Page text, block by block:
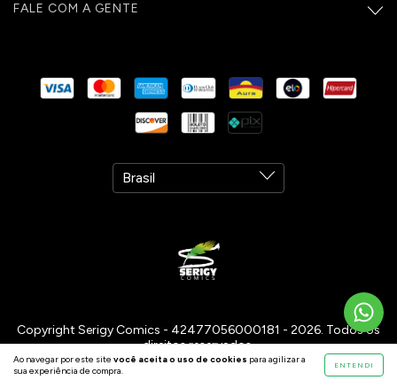
Ao navegar por este site você aceita o uso de cookies para agilizar a
sua experiência de compra.
ENTENDI
FALE COM A GENTE
Copyright Serigy Comics - 42477056000181 - 2026. Todos os
direitos reservados.